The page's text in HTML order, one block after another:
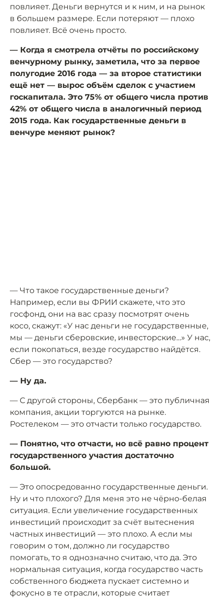
повлияет. Деньги вернутся и к ним, и на рынок
в большем размере. Если потеряют — плохо
повлияет. Всё очень просто.
— Когда я смотрела отчёты по российскому
венчурному рынку, заметила, что за первое
полугодие 2016 года — за второе статистики
ещё нет — вырос объём сделок с участием
госкапитала. Это 75% от общего числа против
42% от общего числа в аналогичный период
2015 года. Как государственные деньги в
венчуре меняют рынок?
— Что такое государственные деньги?
Например, если вы ФРИИ скажете, что это
госфонд, они на вас сразу посмотрят очень
косо, скажут: «У нас деньги не государственные,
мы — деньги сберовские, инвесторские…» У нас,
если покопаться, везде государство найдётся.
Сбер — это государство?
— Ну да.
— С другой стороны, Сбербанк — это публичная
компания, акции торгуются на рынке.
Ростелеком — это отчасти только государство.
— Понятно, что отчасти, но всё равно процент
государственного участия достаточно
большой.
— Это опосредованно государственные деньги.
Ну и что плохого? Для меня это не чёрно-белая
ситуация. Если увеличение государственных
инвестиций происходит за счёт вытеснения
частных инвестиций — это плохо. А если мы
говорим о том, должно ли государство
помогать, то я однозначно считаю, что да. Это
нормальная ситуация, когда государство часть
собственного бюджета пускает системно и
фокусно в те отрасли, которые считает